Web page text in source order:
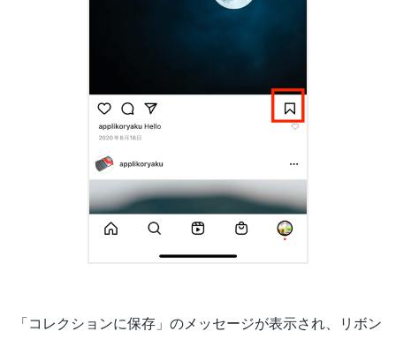
「コレクションに保存」のメッセージが表示され、リボン